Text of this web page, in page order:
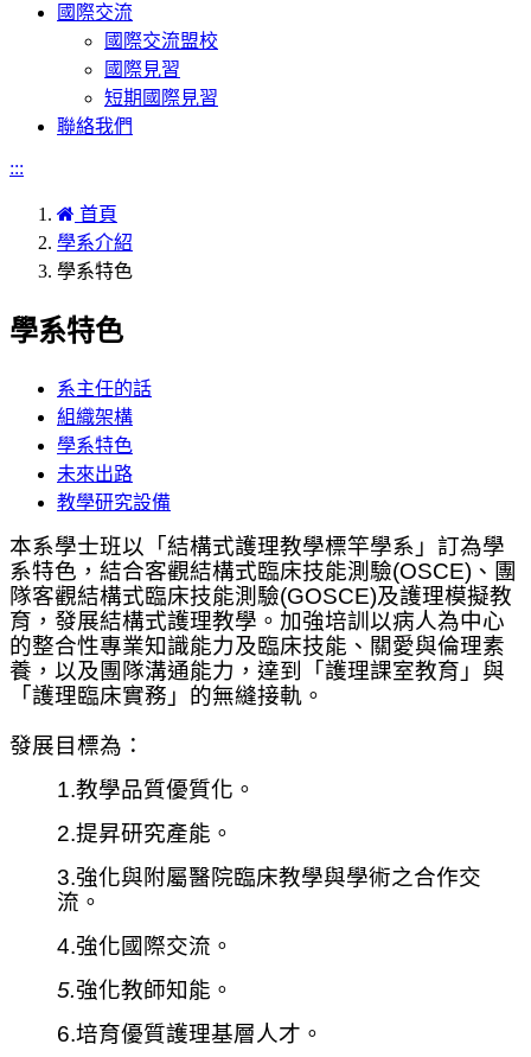
國際交流
國際交流盟校
國際見習
短期國際見習
聯絡我們
:::
首頁
學系介紹
學系特色
學系特色
系主任的話
組織架構
學系特色
未來出路
教學研究設備
本系學士班以「結構式護理教學標竿學系」訂為學
系特色，結合客觀結構式臨床技能測驗(OSCE)、團
隊客觀結構式臨床技能測驗(GOSCE)及護理模擬教
育，發展結構式護理教學。加強培訓以病人為中心
的整合性專業知識能力及臨床技能、關愛與倫理素
養，以及團隊溝通能力，達到「護理課室教育」與
「護理臨床實務」的無縫接軌。
發展目標為：
1.教學品質優質化。
2.提昇研究產能。
3.強化與附屬醫院臨床教學與學術之合作交
流。
4.強化國際交流。
5.強化教師知能。
6.培育優質護理基層人才。